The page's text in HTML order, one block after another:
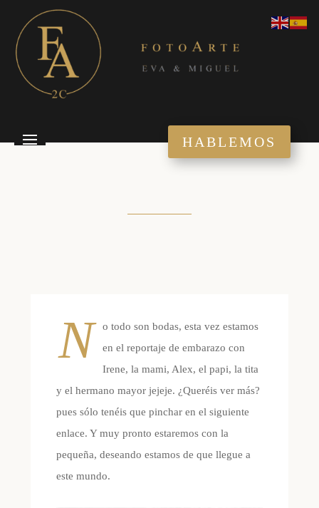
HABLEMOS
N
o todo son bodas, esta vez estamos
en el reportaje de embarazo con
Irene, la mami, Alex, el papi, la tita
y el hermano mayor jejeje. ¿Queréis ver más?
pues sólo tenéis que pinchar en el siguiente
enlace. Y muy pronto estaremos con la
pequeña, deseando estamos de que llegue a
este mundo.